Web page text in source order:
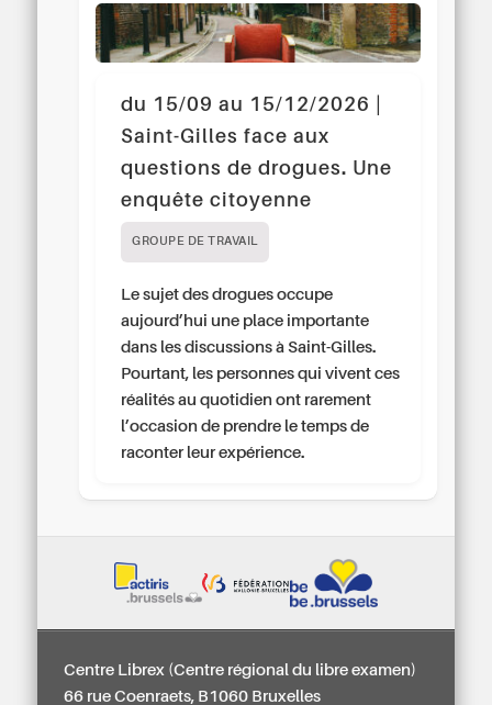
du 15/09 au 15/12/2026 |
Saint-Gilles face aux
questions de drogues. Une
enquête citoyenne
GROUPE DE TRAVAIL
Le sujet des drogues occupe
aujourd’hui une place importante
dans les discussions à Saint-Gilles.
Pourtant, les personnes qui vivent ces
réalités au quotidien ont rarement
l’occasion de prendre le temps de
raconter leur expérience.
Centre Librex (Centre régional du libre examen)
66 rue Coenraets, B1060 Bruxelles